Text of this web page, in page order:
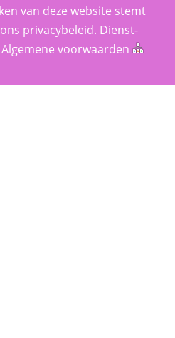
van deze website stemt
privacy­beleid. Dienst­
Algemene voorwaarden